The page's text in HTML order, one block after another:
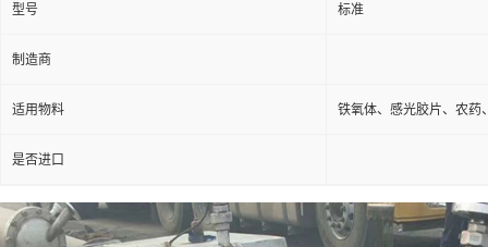
型号 标准
制造商
适用物料 铁氧体、感光胶片、农药
是否进口